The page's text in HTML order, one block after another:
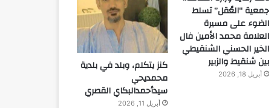
جمعية “العُقل” تسلط
الضوء على مسيرة
العلامة محمد الأمين فال
الخير الحسني الشنقيطي
بين شنقيط والزبير
أبريل 18, 2026
كنز يتكلم، وبلد في بلدية
محمديحي
سيدأحمدالبكاي القصري
أبريل 11, 2026